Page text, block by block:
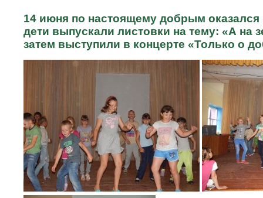
14 июня по настоящему добрым
дети выпускали листовки на тему: «А на
затем выступили в концерте «Только о